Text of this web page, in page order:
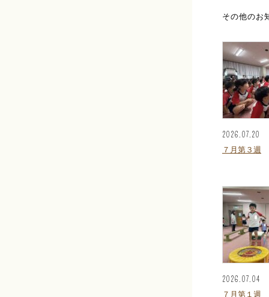
その他のお
2026.07.20
７月第３週
2026.07.04
７月第１週